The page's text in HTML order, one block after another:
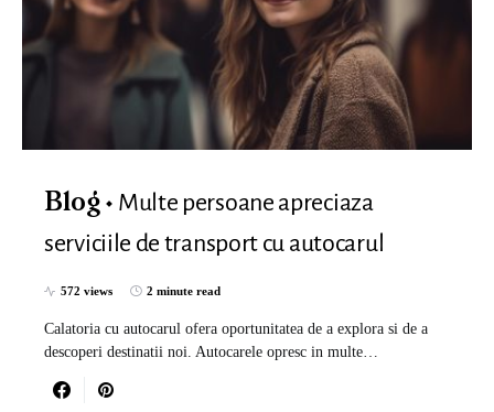
Blog
Multe persoane apreciaza
serviciile de transport cu autocarul
572 views 2 minute read
Calatoria cu autocarul ofera oportunitatea de a explora si de a
descoperi destinatii noi. Autocarele opresc in multe…